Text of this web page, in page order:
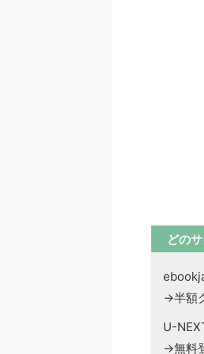
どの
→半額
U-
→無料